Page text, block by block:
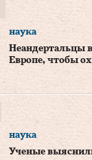
наука
Неандертальцы
Европе, чтобы
наука
Ученые